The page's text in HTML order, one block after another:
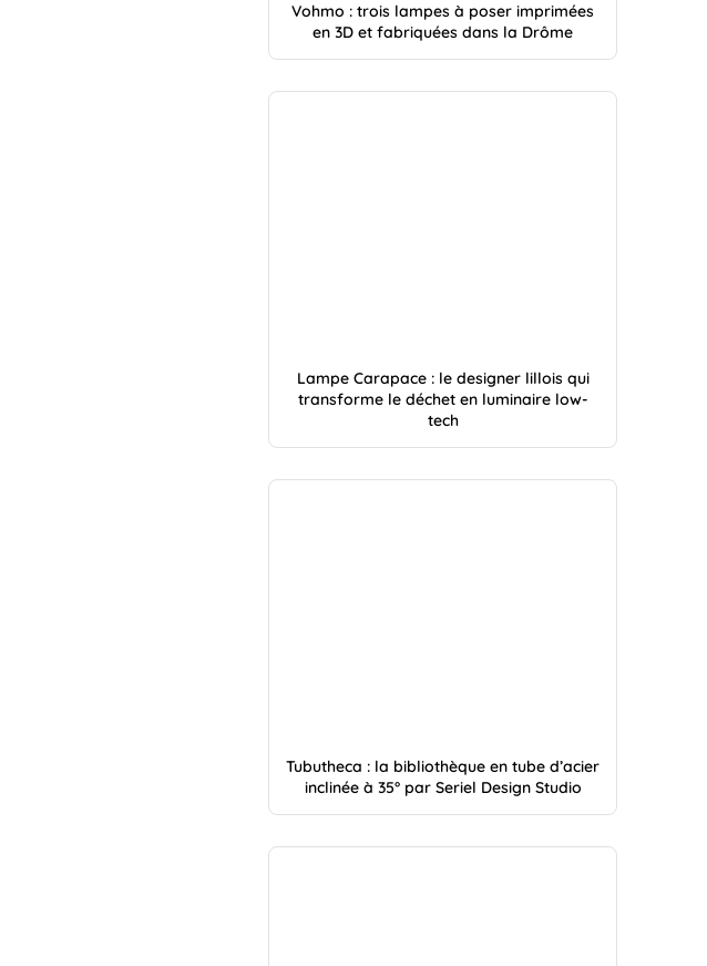
Vohmo : trois lampes à poser imprimées
en 3D et fabriquées dans la Drôme
Lampe Carapace : le designer lillois qui
transforme le déchet en luminaire low-
tech
Tubutheca : la bibliothèque en tube d’acier
inclinée à 35° par Seriel Design Studio